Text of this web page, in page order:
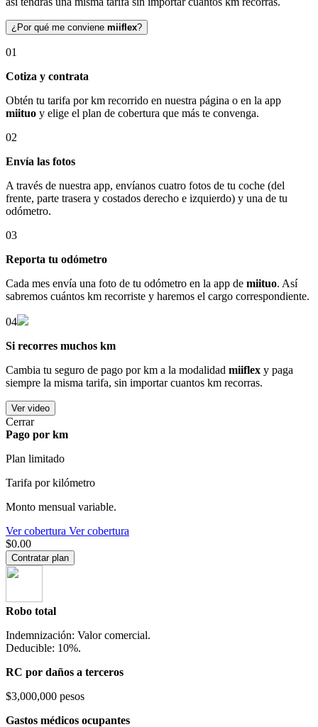
¿Por qué me conviene miiflex?
01
Cotiza y contrata
Obtén tu tarifa por km recorrido en nuestra página o en la app
miituo y elige el plan de cobertura que más te convenga.
02
Envía las fotos
A través de nuestra app, envíanos cuatro fotos de tu coche (del
frente, parte trasera y costados derecho e izquierdo) y una de tu
odómetro.
03
Reporta tu odómetro
Cada mes envía una foto de tu odómetro en la app de miituo. Así
sabremos cuántos km recorriste y haremos el cargo correspondiente.
04
Si recorres muchos km
Cambia tu seguro de pago por km a la modalidad miiflex y paga
siempre la misma tarifa, sin importar cuantos km recorras.
Ver video
Cerrar
Pago por km
Plan limitado
Tarifa por kilómetro
Monto mensual variable.
Ver cobertura Ver cobertura
$0.00
Contratar plan
Robo total
Indemnización: Valor comercial.
Deducible: 10%.
RC por daños a terceros
$3,000,000 pesos
Gastos médicos ocupantes